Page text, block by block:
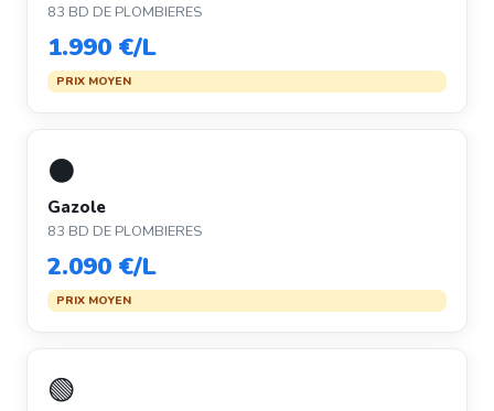
83 BD DE PLOMBIERES
1.990 €/L
PRIX MOYEN
⚫
Gazole
83 BD DE PLOMBIERES
2.090 €/L
PRIX MOYEN
🟢